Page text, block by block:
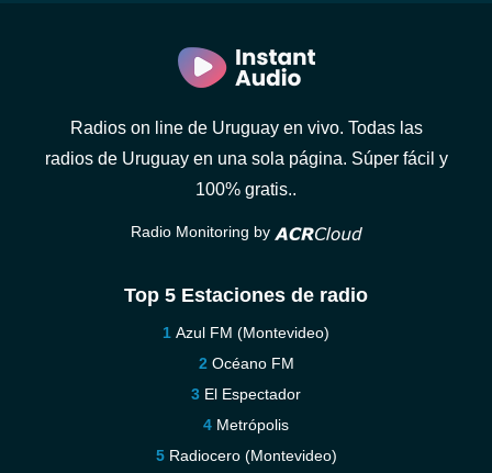
Radios on line de Uruguay en vivo. Todas las
radios de Uruguay en una sola página. Súper fácil y
100% gratis..
Radio Monitoring by
Top 5 Estaciones de radio
Azul FM (Montevideo)
Océano FM
El Espectador
Metrópolis
Radiocero (Montevideo)